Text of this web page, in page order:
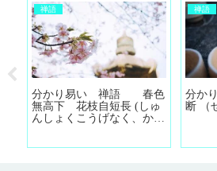
禅語 前後際
いだん）
禅語
分かり易い 禅語 把手共
行 (はしゅきょうこう)